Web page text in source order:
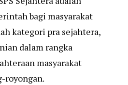
bagi masyarakat
kategori pra sejahtera,
dalam rangka
masyarakat
royongan.